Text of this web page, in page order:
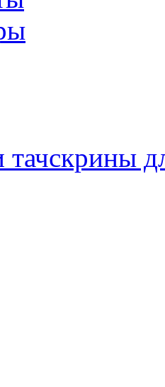
тачскрины